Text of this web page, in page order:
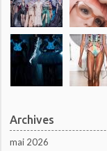
Archives
mai 2026